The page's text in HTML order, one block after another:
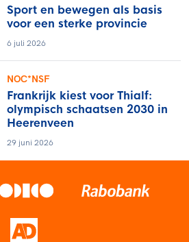
Sport en bewegen als basis
voor een sterke provincie
6 juli 2026
NOC*NSF
Frankrijk kiest voor Thialf:
olympisch schaatsen 2030 in
Heerenveen
29 juni 2026